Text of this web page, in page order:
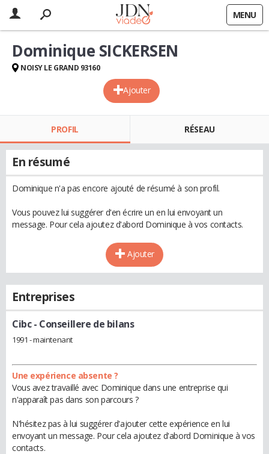
MENU
Ajouter
Dominique SICKERSEN
NOISY LE GRAND 93160
PROFIL RÉSEAU
En résumé
Dominique n'a pas encore ajouté de résumé à son profil.
Vous pouvez lui suggérer d'en écrire un en lui envoyant un
message. Pour cela ajoutez d'abord Dominique à vos contacts.
Ajouter
Entreprises
Cibc- Conseillere de bilans
1991 - maintenant
Une expérience absente ?
Vous avez travaillé avec Dominique dans une entreprise qui
n'apparaît pas dans son parcours ?
N'hésitez pas à lui suggérer d'ajouter cette expérience en lui
envoyant un message. Pour cela ajoutez d'abord Dominique à vos
contacts.